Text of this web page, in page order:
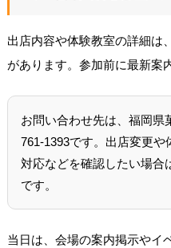
出店内容や体験教室の詳細は
があります。参加前に最新案
お問い合わせ先は、福岡県
761-1393です。出店変更
対応などを確認したい場合
です。
当日は、会場の案内掲示やイ